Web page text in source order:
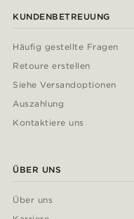
KUNDENBETREUUNG
Häufig gestellte Fragen
Retoure erstellen
Siehe Versandoptionen
Auszahlung
Kontaktiere uns
ÜBER UNS
Über uns